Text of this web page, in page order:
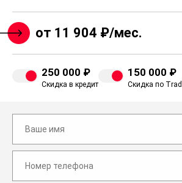
от 11 904 ₽/мес.
250 000 ₽
Скидка в кредит
150 000 ₽
Скидка по